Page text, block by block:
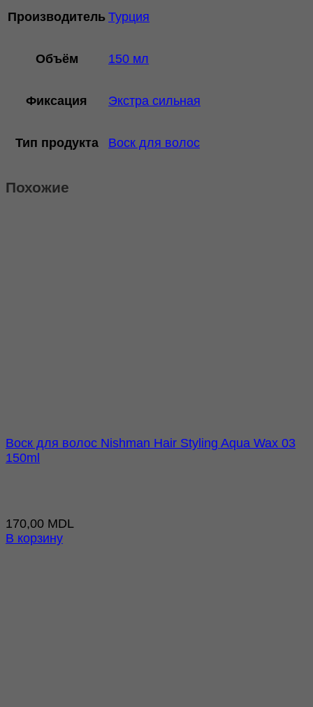
Производитель Турция
Объём 150 мл
Фиксация Экстра сильная
Тип продукта Воск для волос
Похожие
Воск для волос Nishman Hair Styling Aqua Wax 03
150ml
170,00 MDL
В корзину